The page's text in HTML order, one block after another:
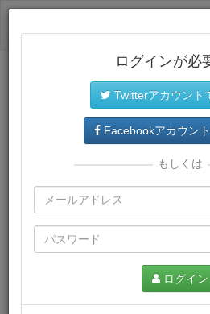
ログインが必
Twitterアカウント
Facebookアカウン
もしくは
ログイン